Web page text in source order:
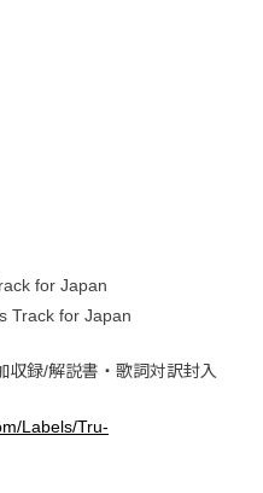
for Japan
Track for Japan
収録/解説書・歌詞対訳封入
Labels/Tru-